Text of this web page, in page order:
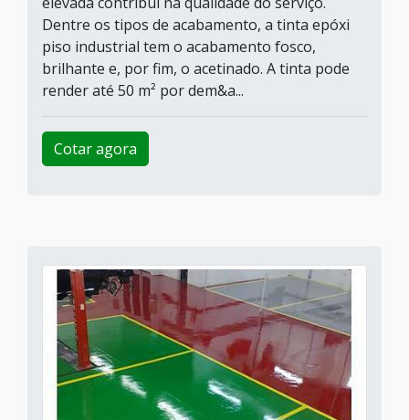
Dentre os tipos de acabamento, a tinta epóxi
piso industrial tem o acabamento fosco,
brilhante e, por fim, o acetinado. A tinta pode
render até 50 m² por dem&a...
Cotar agora